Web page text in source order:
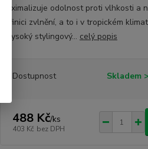
maximalizuje odolnost proti vlhkosti a
definici zvlnění, a to i v tropickém
a vysoký stylingový... celý popis
Dostupnost Skladem
488 Kč/ks
403 Kč bez DPH